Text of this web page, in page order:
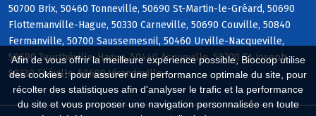
Afin de vous offrir la meilleure expérience possible, Biocoop utilise
des cookies : pour assurer une performance optimale du site, pour
récolter des statistiques afin d'analyser le trafic et la performance
du site et vous proposer une navigation personnalisée en toute
50700 Brix, 50460 Tonneville, 50690 St-Martin-le-Gréard, 50690
Flottemanville-Hague, 50330 Carneville, 50690 Couville, 50840
Fermanville, 50700 Saussemesnil, 50460 Urville-Nacqueville,
50690 Teurthéville-Hague, 50440 Acqueville, 50700 St-Joseph,
50330 Théville, 50690 Virandeville